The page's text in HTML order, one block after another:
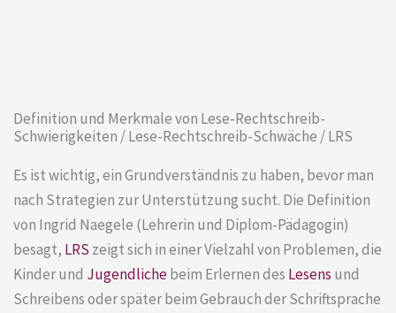
Definition und Merkmale von Lese-Rechtschreib-
Schwierigkeiten / Lese-Rechtschreib-Schwäche / LRS
Es ist wichtig, ein Grundverständnis zu haben, bevor man
nach Strategien zur Unterstützung sucht. Die Definition
von Ingrid Naegele (Lehrerin und Diplom-Pädagogin)
besagt, LRS zeigt sich in einer Vielzahl von Problemen, die
Kinder und Jugendlichebeim Erlernen des Lesens und
Schreibens oder später beim Gebrauch der Schriftsprache